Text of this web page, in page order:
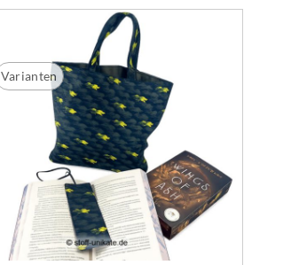
Varianten